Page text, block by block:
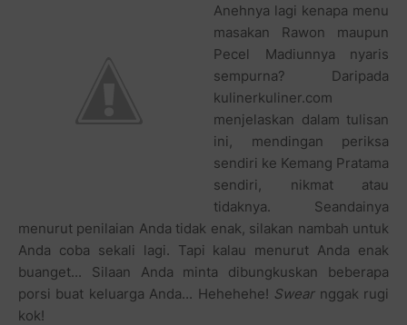
Anehnya lagi kenapa menu
masakan Rawon maupun
Pecel Madiunnya nyaris
sempurna? Daripada
kulinerkuliner.com
menjelaskan dalam tulisan
ini, mendingan periksa
sendiri ke Kemang Pratama
sendiri, nikmat atau
tidaknya. Seandainya
menurut penilaian Anda tidak enak, silakan nambah untuk
Anda coba sekali lagi. Tapi kalau menurut Anda enak
buanget... Silaan Anda minta dibungkuskan beberapa
porsi buat keluarga Anda... Hehehehe! Swear nggak rugi
kok!